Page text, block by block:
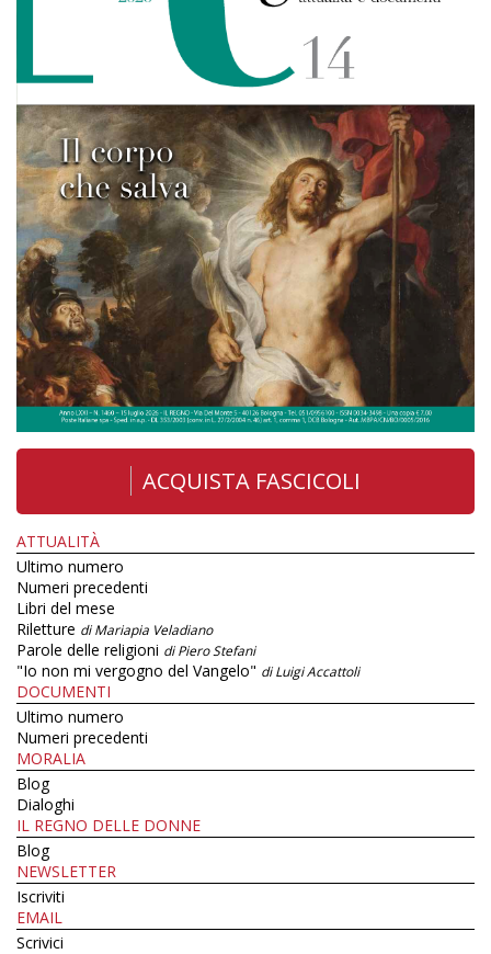
ACQUISTA FASCICOLI
ATTUALITÀ
Ultimo numero
Numeri precedenti
Libri del mese
Riletture di Mariapia Veladiano
Parole delle religioni di Piero Stefani
"Io non mi vergogno del Vangelo" di Luigi Accattoli
DOCUMENTI
Ultimo numero
Numeri precedenti
MORALIA
Blog
Dialoghi
IL REGNO DELLE DONNE
Blog
NEWSLETTER
Iscriviti
EMAIL
Scrivici